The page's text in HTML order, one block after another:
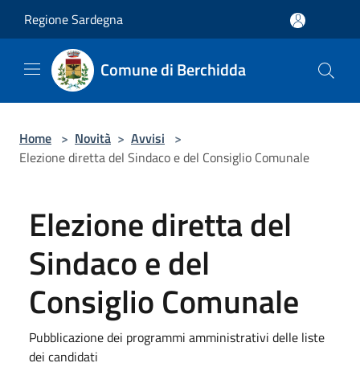
Regione Sardegna
Comune di Berchidda
Home > Novità > Avvisi >
Elezione diretta del Sindaco e del Consiglio Comunale
Elezione diretta del
Sindaco e del
Consiglio Comunale
Pubblicazione dei programmi amministrativi delle liste
dei candidati